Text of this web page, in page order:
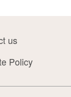
us
Policy